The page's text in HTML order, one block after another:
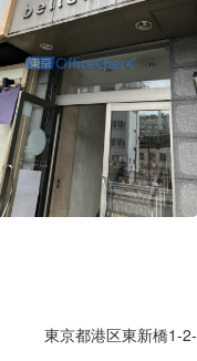
東京都港区東新橋1-